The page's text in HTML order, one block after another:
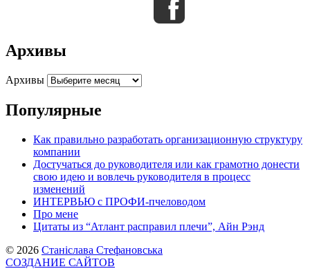
Архивы
Архивы
Популярные
Как правильно разработать организационную структуру
компании
Достучаться до руководителя или как грамотно донести
свою идею и вовлечь руководителя в процесс
изменений
ИНТЕРВЬЮ с ПРОФИ-пчеловодом
Про мене
Цитаты из “Атлант расправил плечи”, Айн Рэнд
© 2026 Станіслава Стефановська
СОЗДАНИЕ САЙТОВ